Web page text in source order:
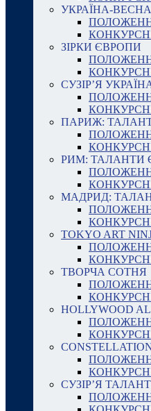
УКРАЇНА-ВЕСНА
ЗІРКИ ЄВРОПИ
СУЗІР’Я
ПАРИЖ:
РИМ: ТАЛАНТИ
МАДРИД:
TOKYO ART
ТВОРЧА СОТНЯ
HOLLYWOOD
СУЗІР’Я